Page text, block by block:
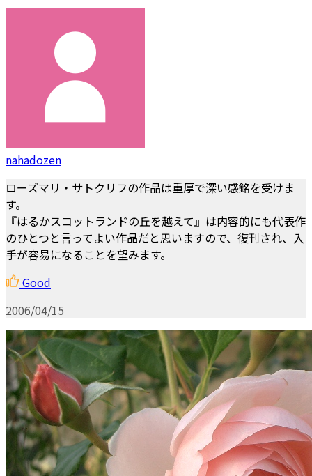
nahadozen
ローズマリ・サトクリフの作品は重厚で深い感銘を受けま
す。
『はるかスコットランドの丘を越えて』は内容的にも代表作
のひとつと言ってよい作品だと思いますので、復刊され、入
手が容易になることを望みます。
Good
2006/04/15